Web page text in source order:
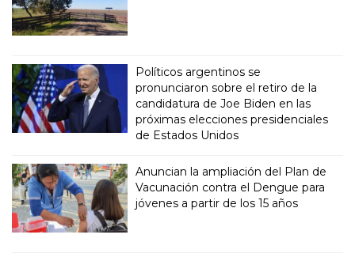
Políticos argentinos se
pronunciaron sobre el retiro de la
candidatura de Joe Biden en las
próximas elecciones presidenciales
de Estados Unidos
Anuncian la ampliación del Plan de
Vacunación contra el Dengue para
jóvenes a partir de los 15 años